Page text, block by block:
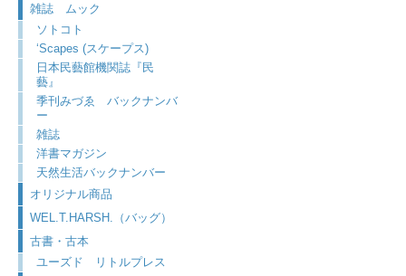
雑誌 ムック
ソトコト
‘Scapes (スケープス)
日本民藝館機関誌『民
藝』
季刊みづゑ バックナンバ
ー
雑誌
洋書マガジン
天然生活バックナンバー
オリジナル商品
WEL.T.HARSH.（バッグ）
古書・古本
ユーズド リトルプレス